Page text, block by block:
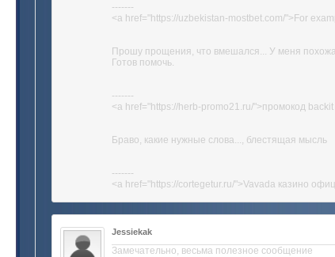
-------
<a href="https://uzbekistan-mostbet.com/">For
Прошу прощения, что вмешался... У меня
Готов помочь.
-------
<a href="https://herb-promo21.ru/">промокод
Браво, какие нужные слова..., блестящая мысль
-------
<a href="https://cortegetur.ru/">Vavada казино
Jessiekak
Замечательно, весьма полезное сообщение